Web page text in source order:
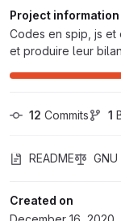
Project information
Codes en spip, js et
et produire leur
12 Commits 1
README GNU
Created on